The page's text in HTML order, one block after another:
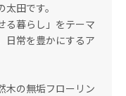
田です。
る暮らし」をテーマ
日常を豊かにするア
木の無垢フローリン